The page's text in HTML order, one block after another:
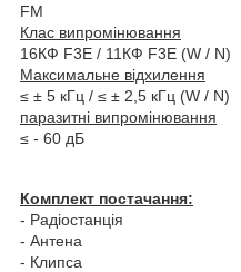
FM
Клас випромінювання
16КФ F3E / 11КФ F3E (W / N)
Максимальне відхилення
≤ ± 5 кГц / ≤ ± 2,5 кГц (W / N)
паразитні випромінювання
≤ - 60 дБ
Комплект постачання:
- Радіостанція
- Антена
- Клипса